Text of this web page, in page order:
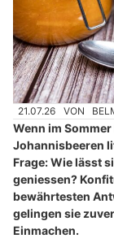
21.07.26 VON
Wenn im
Johannisbeeren
Frage: Wie lässt
geniessen?
bewährtesten
gelingen sie
Einmachen.